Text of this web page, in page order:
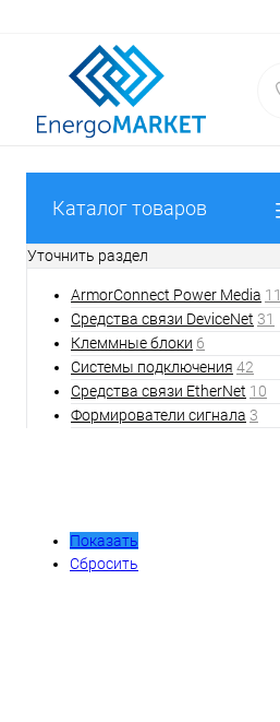
Каталог товаров
Уточнить раздел
ArmorСonnect Power Media 11
Средства связи DeviceNet 31
Клеммные блоки 6
Системы подключения 42
Средства связи EtherNet 10
Формирователи сигнала 3
Показать
Сбросить